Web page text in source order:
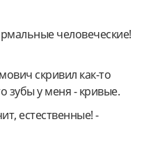
человеческие!
скривил как-то
зубы у меня - кривые.
естественные! -